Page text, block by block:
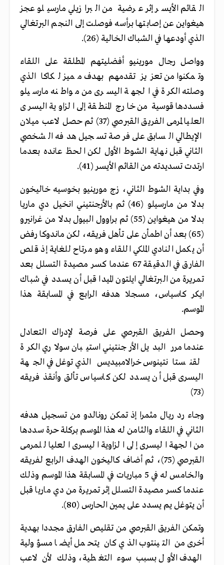
القائم الأيسر إثر عرضية من البرازيلي مارسيلو عجز
هيغواين عن إصابتها برأسه فوصلت إلى النجم البرتغالي
الذي أودعها في الشباك الخالية (26).
وواصل رجال مورينيو أفضليتهم المطلقة على اللقاء
وتمكنوا من تعزيز تقدمهم بهدف مميز لكاكا الذي
وصلته الكرة في الجهة اليسرى من مواطنه مارسيلو
فسددها قوسية من خارج المنطقة إلى الزاوية اليسرى
العليا لمرمى الفريق القبرصي (37) ثم حصل لاعب ميلان
الإيطالي السابق على فرصة تسجيل هدفه الشخصي
الثاني قبل نهاية الشوط الأول لكن الحظ عانده بعدما
ارتدت تسديدته من القائم الأيسر (41).
وفي بداية الشوط الثاني، زج مورينيو بخوسيه خاليخون
بدلا من مارسيلو (46) ثم بالأرجنتيني انخيل دي ماريا
بدلا من هيغواين (55) ثم براوول البيول بدلا من غرانيرو
(65) بعد أن اطمأن على تأهل فريقه، لكن ماندوكا رفض
أن يكمل النادي الملكي اللقاء وهو مرتاح للغاية إذ قلص
الفارق في الدقيقة 67 عندما كسر مصيدة التسلل بعد
تمريرة من البرتغالي ايلتون الميدا قبل أن يسدد في شباك
ايكر كاسياس، مسجلا هدفه الرابع في المسابقة هذا
الموسم.
وحصل الفريق القبرصي على فرصة لإدراك التعادل
عندما مرر البديل الأرجنتيني استيبان سولاري الكرة
لقنستانتينوس خرالامبيديس الذي توغل في الجهة
اليسرى قبل أن يسدد لكن كاسياس تألق وأنقذ فريقه
(73)
وجاء رد ريال مثمرا إذ تمكن رونالدو من تسجيل هدفه
الثاني في اللقاء والثامن له هذا الموسم بركلة حرة سددها
من الجهة اليسرى إلى الزاوية اليسرى العليا للمرمى
القبرصي (75)، ثم أضاف كاليخون الهدف الرابع لفريقه
والخامس له في 5 مباريات في المسابقة هذا الموسم وذلك
عندما كسر مصيدة التسلل إثر تمريرة من دي ماريا قبل
أن يتوغل يم يسدد على يمين الحارس (80).
وتمكن الفريق القبرصي من تقليص الفارق مجددا بهدية
أخرى من التينتوب الذي كان يتحمل أيضا مسؤولية
الهدف الأول بسبب سوء التغطية، وذلك لأن لاعب